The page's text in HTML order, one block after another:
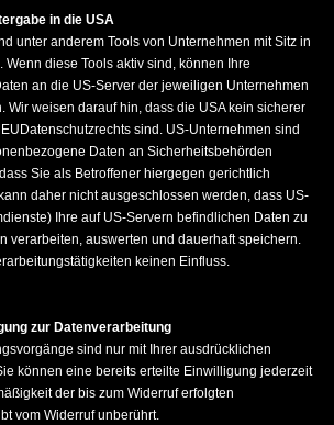
in die USA
unter anderem Tools von Unternehmen mit Sitz in
diese Tools aktiv sind, können Ihre
an die US-Server der jeweiligen Unternehmen
Wir weisen darauf hin, dass die USA kein sicherer
sind. US-Unternehmen sind
Daten an Sicherheitsbehörden
Sie als Betroffener hiergegen gerichtlich
daher nicht ausgeschlossen werden, dass US-
Ihre auf US-Servern befindlichen Daten zu
verarbeiten, auswerten und dauerhaft speichern.
keinen Einfluss.
zur Datenverarbeitung
sind nur mit Ihrer ausdrücklichen
können eine bereits erteilte Einwilligung jederzeit
der bis zum Widerruf erfolgten
vom Widerruf unberührt.